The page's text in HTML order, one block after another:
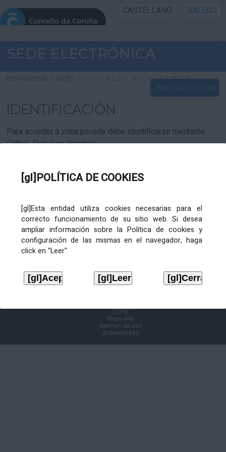
[gl]POLÍTICA DE COOKIES
[gl]Esta entidad utiliza cookies necesarias para el
correcto funcionamiento de su sitio web. Si desea
ampliar información sobre la Política de cookies y
configuración de las mismas en el navegador, haga
click en "Leer"
CASTELLANO GALEGO
INICIO SEDE
INICIO
INFORMACIÓN PÚBLICA
CARTAFOL CIDADÁN
SEDE ELECTRÓNICA
09/08/2026 11:50:37 CORUNA.ES > INICIO > LOGIN
INICIAR SESIÓN
IDENTIFICACIÓN
Para acceder á zona privada debe identificarse mediante
Cl@ve. Pulse no logotipo
LOPD
Mapa web
Normas de uso
Accesibilidad